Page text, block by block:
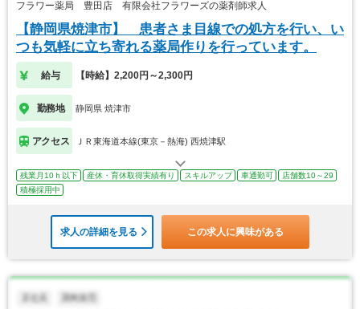
フラワー薬局 豊田店 有限会社フラワーズの薬剤師求人
【静岡県焼津市】 患者さま目線での処方を行い、い
つも気軽に立ち寄れる薬局作りを行っています。
給与 【時給】2,200円～2,300円
勤務地 静岡県 焼津市
アクセス ＪＲ東海道本線(東京－熱海) 西焼津駅
残業月10ｈ以下 産休・育休取得実績有り スキルアップ 車通勤可
店舗数10～29
積極採用中
求人の詳細を見る この求人に興味がある